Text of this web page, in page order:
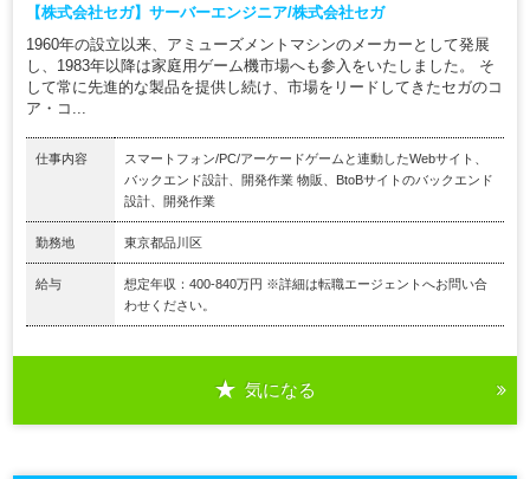
【株式会社セガ】サーバーエンジニア/株式会社セガ
1960年の設立以来、アミューズメントマシンのメーカーとして発展
し、1983年以降は家庭用ゲーム機市場へも参入をいたしました。 そ
して常に先進的な製品を提供し続け、市場をリードしてきたセガのコ
ア・コ...
仕事内容
スマートフォン/PC/アーケードゲームと連動したWebサイト、
バックエンド設計、開発作業 物販、BtoBサイトのバックエンド
設計、開発作業
勤務地 東京都品川区
給与
想定年収：400-840万円 ※詳細は転職エージェントへお問い合
わせください。
気になる